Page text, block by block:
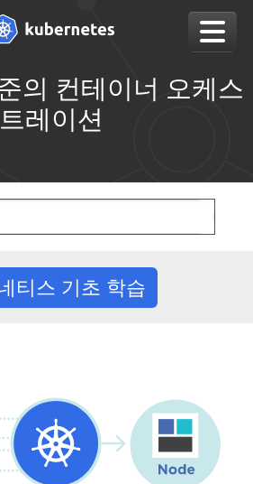
의 컨테이너 오케스
트레이션
티스 기초 학습